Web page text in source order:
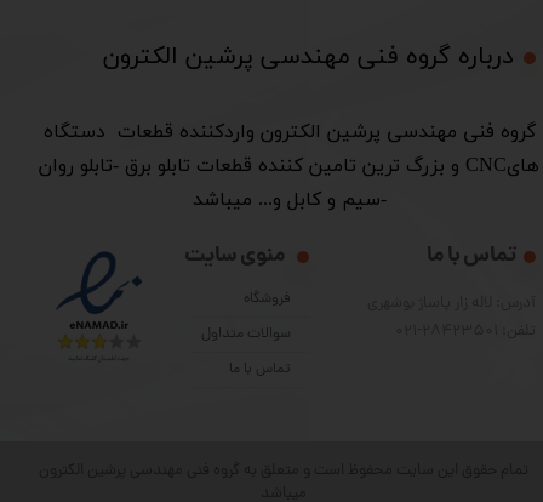
درباره گروه فنی مهندسی پرشین الکترون​​​​​​​
​گروه فنی مهندسی پرشین الکترون واردکننده قطعات دستگاه
هایCNC و بزرگ ترین تامین کننده قطعات تابلو برق -تابلو روان
-سیم و کابل و... میباشد
منوی سایت
فروشگاه
سوالات متداول
تماس با ما
تماس با ما